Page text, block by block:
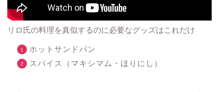
リロ氏の料理を真似するのに必要なグッズはこれだけ
ホットサンドパン
スパイス（マキシマム・ほりにし）